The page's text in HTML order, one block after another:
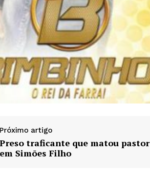
Próximo artigo
Preso traficante que matou pastor
em Simões Filho